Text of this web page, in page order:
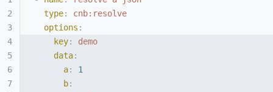
  type
:
cnb:resolve
  options
:
    key
:
demo
    data
:
      a
:
1
      b
: